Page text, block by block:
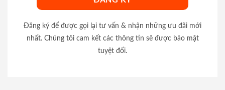
Đăng ký để được gọi lại tư vấn & nhận những ưu đãi mới
nhất. Chúng tôi cam kết các thông tin sẽ được bảo mật
tuyệt đối.